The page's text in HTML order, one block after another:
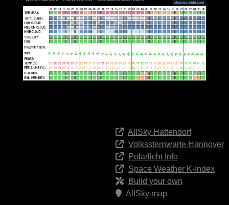
AllSky Hattendorf
Volkssternwarte Hannover
Polarlicht Info
Space Weather K-Index
Build your own
AllSky map